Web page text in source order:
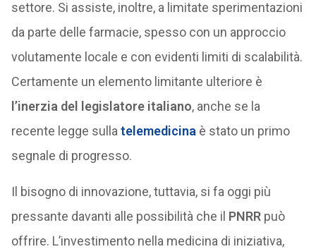
settore. Si assiste, inoltre, a limitate sperimentazioni
da parte delle farmacie, spesso con un approccio
volutamente locale e con evidenti limiti di scalabilità.
Certamente un elemento limitante ulteriore è
l’inerzia del legislatore italiano, anche se la
recente legge sulla telemedicina è stato un primo
segnale di progresso.
Il bisogno di innovazione, tuttavia, si fa oggi più
pressante davanti alle possibilità che il PNRRpuò
offrire. L’investimento nella medicina di iniziativa,